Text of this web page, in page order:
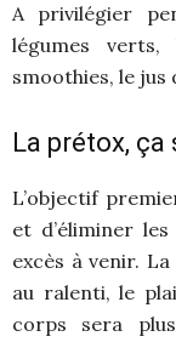
A privilégier
légumes
smoothies, le jus
La prétox,
L’objectif
et d’éliminer
excès à venir.
au ralenti, le
corps sera